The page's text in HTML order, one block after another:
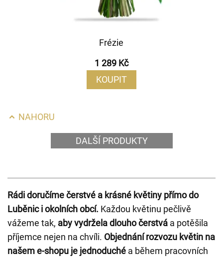
Frézie
1 289 Kč
KOUPIT
NAHORU
DALŠÍ PRODUKTY
Rádi doručíme čerstvé a krásné květiny přímo do
Luběnic i okolních obcí. Každou květinu pečlivě
vážeme tak, aby vydržela dlouho čerstvá a potěšila
příjemce nejen na chvíli. Objednání rozvozu květin na
našem e-shopu je jednoduché a během pracovních